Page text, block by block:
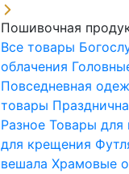
Пошивочная
Все товары
облачения
Повседневная
товары
Разное Товары для
для крещения
вешала Храмовые